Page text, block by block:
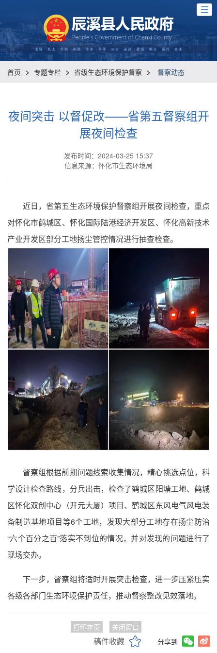
首页 > 专题专栏 > 省级生态环境保护督察 > 督察动态
夜间突击 以督促改——省第五督察组开
展夜间检查
发布时间：2024-03-25 15:37
信息来源：怀化市生态环境局
近日，省第五生态环境保护督察组开展夜间检查，重点
对怀化市鹤城区、怀化国际陆港经济开发区、怀化高新技术
产业开发区部分工地扬尘管控情况进行抽查检查。
督察组根据前期问题线索收集情况，精心挑选点位，科
学设计检查路线，分兵出击，检查了鹤城区阳塘工地、鹤城
区怀化双创中心（开元大厦）项目、鹤城区东风电气风电装
备制造基地项目等6个工地，发现大部分工地存在扬尘防治
“六个百分之百”落实不到位的情况，并对发现的问题进行了
现场交办。
下一步，督察组将适时开展突击检查，进一步压紧压实
各级各部门生态环境保护责任，推动督察整改见效落地。
打印本页 关闭窗口
稿件收藏 分享到